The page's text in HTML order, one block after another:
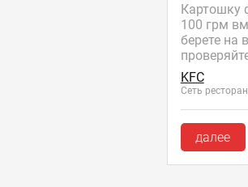
Картошку
100 грм
берете на
KFC
Сеть
далее